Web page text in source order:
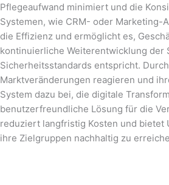
Pflegeaufwand minimiert und die
Systemen, wie CRM- oder
die Effizienz und ermöglicht es,
kontinuierliche Weiterentwicklung der
Sicherheitsstandards entspricht.
Marktveränderungen reagieren und
System dazu bei, die digitale
benutzerfreundliche Lösung für die
reduziert langfristig Kosten und
ihre Zielgruppen nachhaltig zu